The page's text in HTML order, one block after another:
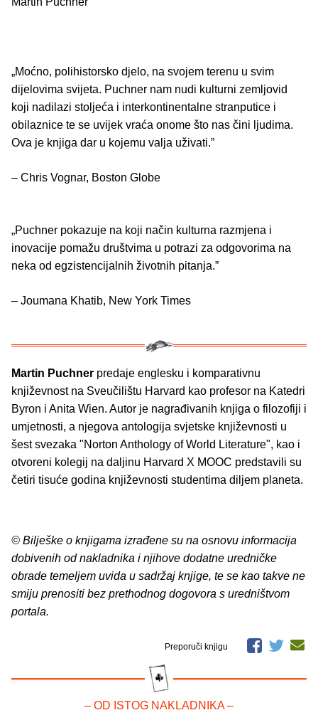
„Moćno, polihistorsko djelo, na svojem terenu u svim
dijelovima svijeta. Puchner nam nudi kulturni zemljovid
koji nadilazi stoljeća i interkontinentalne stranputice i
obilaznice te se uvijek vraća onome što nas čini ljudima.
Ova je knjiga dar u kojemu valja uživati.”
– Chris Vognar, Boston Globe
„Puchner pokazuje na koji način kulturna razmjena i
inovacije pomažu društvima u potrazi za odgovorima na
neka od egzistencijalnih životnih pitanja.”
– Joumana Khatib, New York Times
Martin Puchner predaje englesku i komparativnu
književnost na Sveučilištu Harvard kao profesor na Katedri
Byron i Anita Wien. Autor je nagrađivanih knjiga o filozofiji i
umjetnosti, a njegova antologija svjetske književnosti u
šest svezaka "Norton Anthology of World Literature", kao i
otvoreni kolegij na daljinu Harvard X MOOC predstavili su
četiri tisuće godina književnosti studentima diljem planeta.
© Bilješke o knjigama izrađene su na osnovu informacija
dobivenih od nakladnika i njihove dodatne uredničke
obrade temeljem uvida u sadržaj knjige, te se kao takve ne
smiju prenositi bez prethodnog dogovora s uredništvom
portala.
Preporuči knjigu
– OD ISTOG NAKLADNIKA –